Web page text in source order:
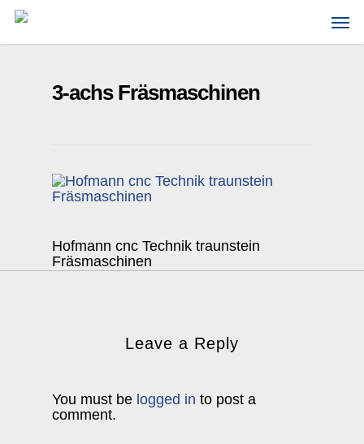
Skip
3-achs Fräsmaschinen
Hofmann cnc Technik traunstein
Fräsmaschinen
Leave a Reply
You must be logged in to post a
comment.